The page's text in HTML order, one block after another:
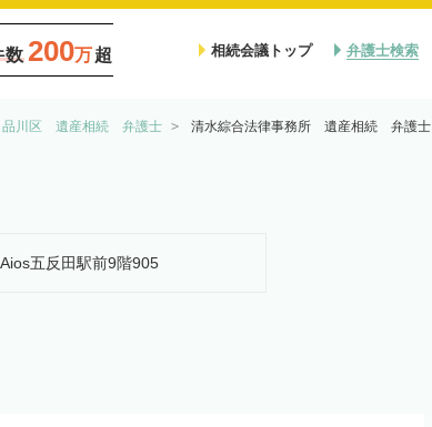
数 200万超 相続会議トップ 弁護士検索
品川区 遺産相続 弁護士 清水綜合法律事務所 遺産相続 弁護士
五反田駅前9階905